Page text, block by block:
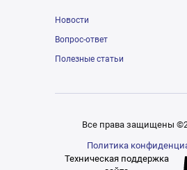
Новости
Вопрос-ответ
Полезные статьи
Все права защищены
Политика
Техническая поддержка